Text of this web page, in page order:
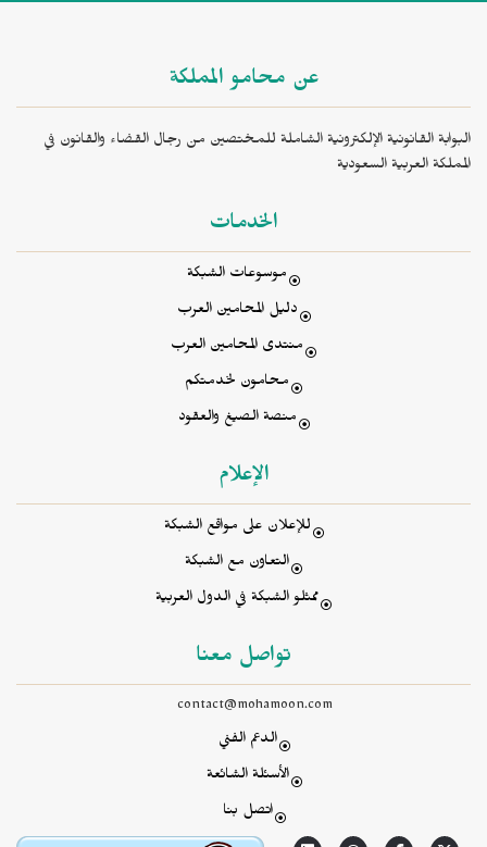
عن محامو المملكة
البوابة القانونية الإلكترونية الشاملة للمختصين من رجال القضاء والقانون في
المملكة العربية السعودية
الخدمات
موسوعات الشبكة
دليل المحامين العرب
منتدى المحامين العرب
محامون لخدمتكم
منصة الصيغ والعقود
الإعلام
للإعلان على مواقع الشبكة
التعاون مع الشبكة
ممثلو الشبكة في الدول العربية
تواصل معنا
contact@mohamoon.com
الدعم الفني
الأسئلة الشائعة
اتصل بنا